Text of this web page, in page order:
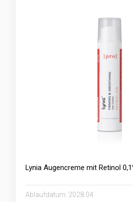
Lynia Augencreme mit Retinol
Ablaufdatum: 2028.04